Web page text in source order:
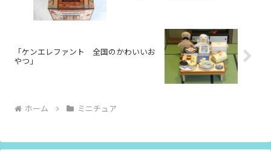
「ケンエレファント 全国のかわいいお
やつ」
ホーム ミニチュア